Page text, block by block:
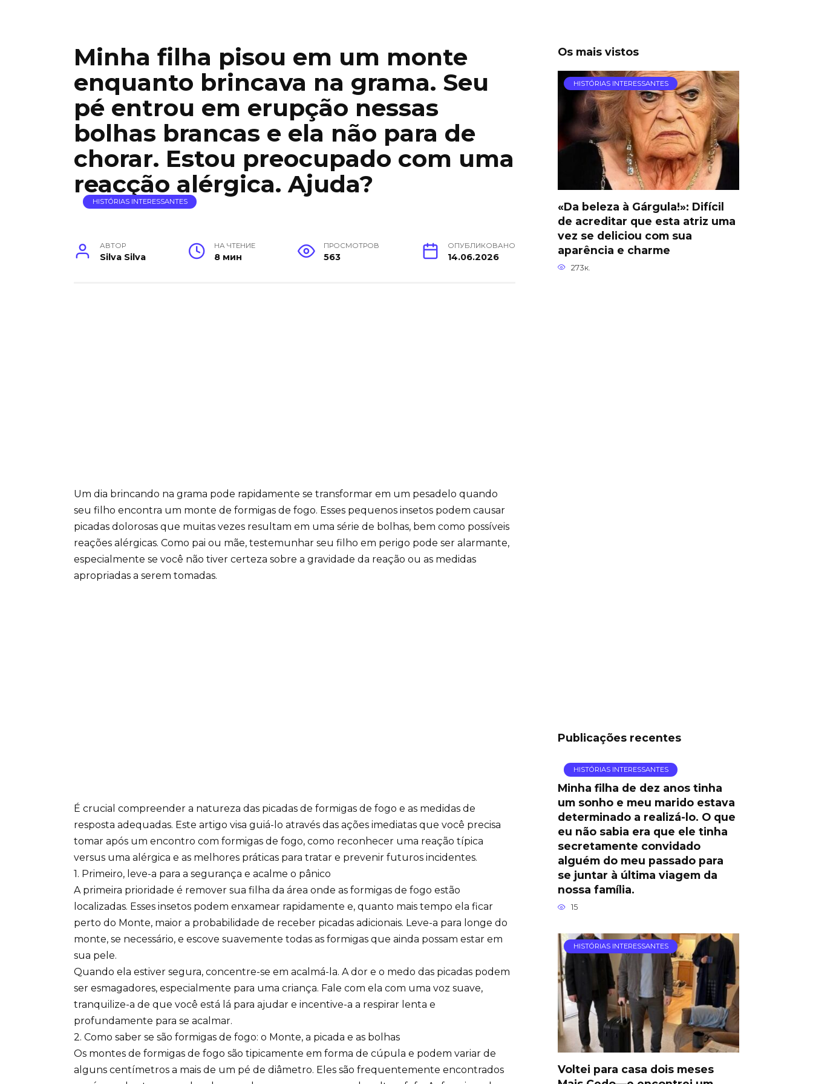
Minha filha pisou em um monte
enquanto brincava na grama. Seu
pé entrou em erupção nessas
bolhas brancas e ela não para de
chorar. Estou preocupado com uma
reacção alérgica. Ajuda?
HISTÓRIAS INTERESSANTES
АВТОР
Silva Silva
НА ЧТЕНИЕ
8 мин
ПРОСМОТРОВ
563
ОПУБЛИКОВАНО
14.06.2026
Um dia brincando na grama pode rapidamente se transformar em um pesadelo quando
seu filho encontra um monte de formigas de fogo. Esses pequenos insetos podem causar
picadas dolorosas que muitas vezes resultam em uma série de bolhas, bem como possíveis
reações alérgicas. Como pai ou mãe, testemunhar seu filho em perigo pode ser alarmante,
especialmente se você não tiver certeza sobre a gravidade da reação ou as medidas
apropriadas a serem tomadas.
É crucial compreender a natureza das picadas de formigas de fogo e as medidas de
resposta adequadas. Este artigo visa guiá-lo através das ações imediatas que você precisa
tomar após um encontro com formigas de fogo, como reconhecer uma reação típica
versus uma alérgica e as melhores práticas para tratar e prevenir futuros incidentes.
1. Primeiro, leve-a para a segurança e acalme o pânico
A primeira prioridade é remover sua filha da área onde as formigas de fogo estão
localizadas. Esses insetos podem enxamear rapidamente e, quanto mais tempo ela ficar
perto do Monte, maior a probabilidade de receber picadas adicionais. Leve-a para longe do
monte, se necessário, e escove suavemente todas as formigas que ainda possam estar em
sua pele.
Quando ela estiver segura, concentre-se em acalmá-la. A dor e o medo das picadas podem
ser esmagadores, especialmente para uma criança. Fale com ela com uma voz suave,
tranquilize-a de que você está lá para ajudar e incentive-a a respirar lenta e
profundamente para se acalmar.
2. Como saber se são formigas de fogo: o Monte, a picada e as bolhas
Os montes de formigas de fogo são tipicamente em forma de cúpula e podem variar de
alguns centímetros a mais de um pé de diâmetro. Eles são frequentemente encontrados
Os mais vistos
HISTÓRIAS INTERESSANTES
«Da beleza à Gárgula!»: Difícil
de acreditar que esta atriz uma
vez se deliciou com sua
aparência e charme
273к.
Publicações recentes
HISTÓRIAS INTERESSANTES
Minha filha de dez anos tinha
um sonho e meu marido estava
determinado a realizá-lo. O que
eu não sabia era que ele tinha
secretamente convidado
alguém do meu passado para
se juntar à última viagem da
nossa família.
15
HISTÓRIAS INTERESSANTES
Voltei para casa dois meses